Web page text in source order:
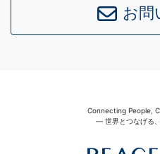
お問
Connecting People,
― 世界とつなげる